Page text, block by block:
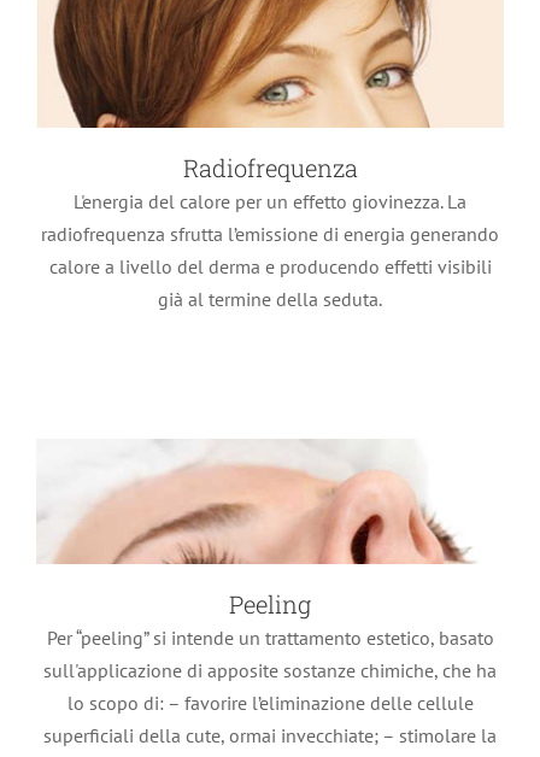
Radiofrequenza
L'energia del calore per un effetto giovinezza. La
radiofrequenza sfrutta l’emissione di energia generando
calore a livello del derma e producendo effetti visibili
già al termine della seduta.
Peeling
Peeling
Per “peeling” si intende un trattamento estetico, basato
sull'applicazione di apposite sostanze chimiche, che ha
lo scopo di: – favorire l’eliminazione delle cellule
superficiali della cute, ormai invecchiate; – stimolare la